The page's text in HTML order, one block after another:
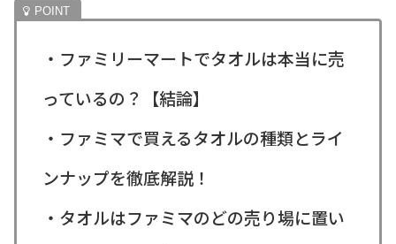
・ファミリーマートでタオルは本当に売
っているの？【結論】
・ファミマで買えるタオルの種類とライ
ンナップを徹底解説！
・タオルはファミマのどの売り場に置い